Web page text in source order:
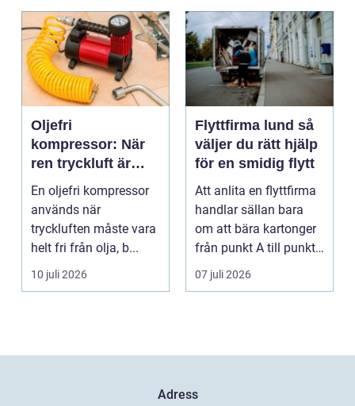
Oljefri
kompressor: När
ren tryckluft är
avgörande
En oljefri kompressor
används när
tryckluften måste vara
helt fri från olja, b...
10 juli 2026
Flyttfirma lund så
väljer du rätt hjälp
för en smidig flytt
Att anlita en flyttfirma
handlar sällan bara
om att bära kartonger
från punkt A till punkt
B. För må...
07 juli 2026
Adress